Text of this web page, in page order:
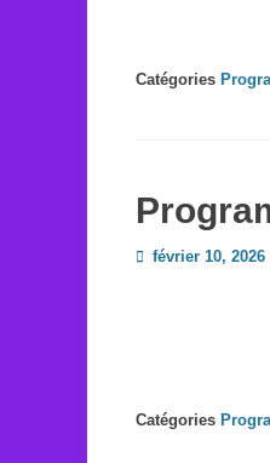
Catégories
Posted
février 10, 2026
Catégories